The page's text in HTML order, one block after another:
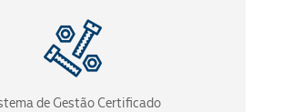
de Gestão Certificado